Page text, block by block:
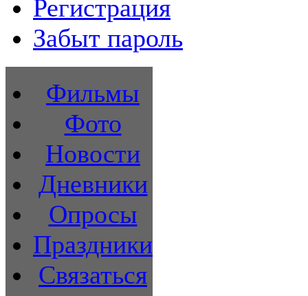
Регистрация
Забыт пароль
Фильмы
Фото
Новости
Дневники
Опросы
Праздники
Связаться